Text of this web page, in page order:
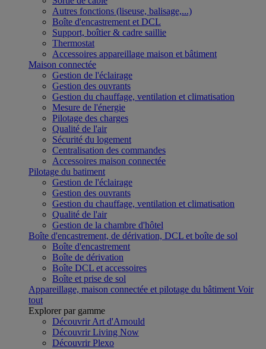
Autres fonctions (liseuse, balisage,...)
Boîte d'encastrement et DCL
Support, boîtier & cadre saillie
Thermostat
Accessoires appareillage maison et bâtiment
Maison connectée
Gestion de l'éclairage
Gestion des ouvrants
Gestion du chauffage, ventilation et climatisation
Mesure de l'énergie
Pilotage des charges
Qualité de l'air
Sécurité du logement
Centralisation des commandes
Accessoires maison connectée
Pilotage du batiment
Gestion de l'éclairage
Gestion des ouvrants
Gestion du chauffage, ventilation et climatisation
Qualité de l'air
Gestion de la chambre d'hôtel
Boîte d'encastrement, de dérivation, DCL et boîte de sol
Boîte d'encastrement
Boîte de dérivation
Boîte DCL et accessoires
Boîte et prise de sol
Appareillage, maison connectée et pilotage du bâtiment Voir
tout
Explorer par gamme
Découvrir Art d'Arnould
Découvrir Living Now
Découvrir Plexo